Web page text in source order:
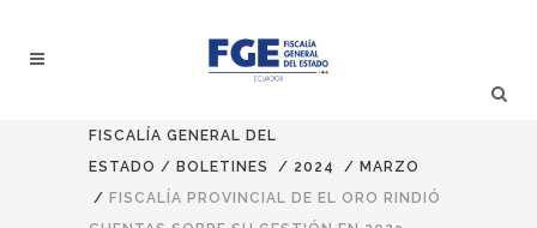
FISCALÍA GENERAL DEL
ESTADO / BOLETINES / 2024 / MARZO
/ FISCALÍA PROVINCIAL DE EL ORO RINDIÓ